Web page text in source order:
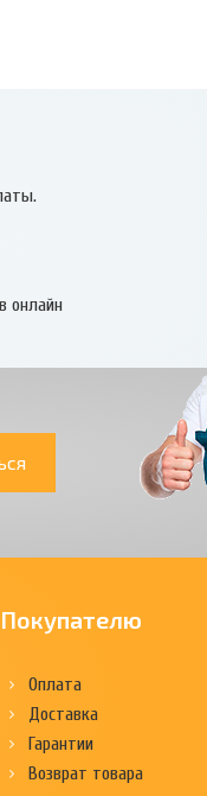
онлайн
Покупателю
Оплата
Доставка
Гарантии
Возврат товара